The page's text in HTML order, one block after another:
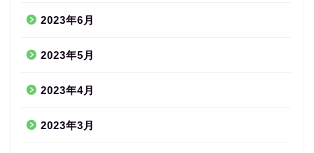
2023年6月
2023年5月
2023年4月
2023年3月